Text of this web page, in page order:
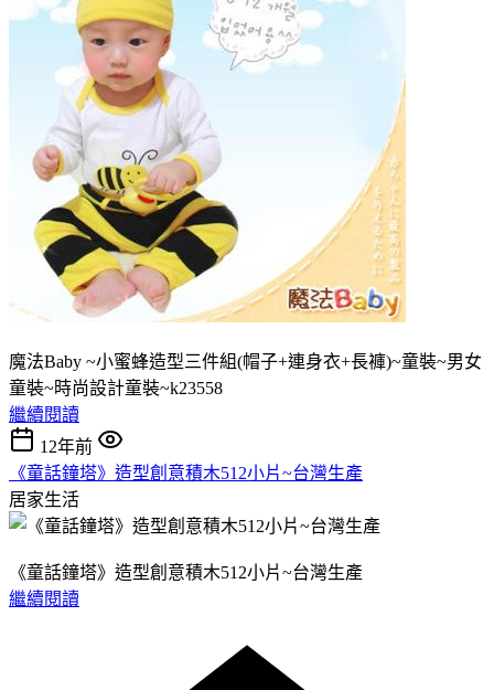
魔法Baby ~小蜜蜂造型三件組(帽子+連身衣+長褲)~童裝~男女
童裝~時尚設計童裝~k23558
繼續閱讀
12年前
《童話鐘塔》造型創意積木512小片~台灣生產
居家生活
《童話鐘塔》造型創意積木512小片~台灣生產
繼續閱讀